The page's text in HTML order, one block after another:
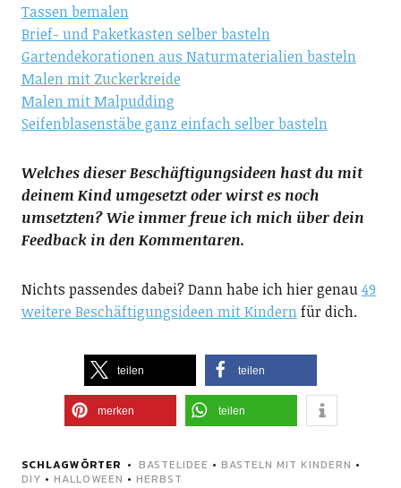
Tassen bemalen
Brief- und Paketkasten selber basteln
Gartendekorationen aus Naturmaterialien basteln
Malen mit Zuckerkreide
Malen mit Malpudding
Seifenblasenstäbe ganz einfach selber basteln
Welches dieser Beschäftigungsideen hast du mit
deinem Kind umgesetzt oder wirst es noch
umsetzten? Wie immer freue ich mich über dein
Feedback in den Kommentaren.
Nichts passendes dabei? Dann habe ich hier genau49
weitere Beschäftigungsideen mit Kindernfür dich.
teilen teilen
merken teilen
SCHLAGWÖRTER BASTELIDEE • BASTELN MIT KINDERN •
DIY • HALLOWEEN • HERBST